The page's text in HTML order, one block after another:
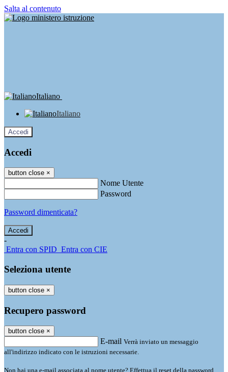
Salta al contenuto
Italiano
Italiano
Accedi
Accedi
button close ×
Nome Utente
Password
Password dimenticata?
-
Entra con SPID Entra con CIE
Seleziona utente
button close ×
Recupero password
button close ×
E-mail Verrà inviato un messaggio
all'indirizzo indicato con le istruzioni necessarie.
Non hai una e-mail associata al nome utente? Effettua il reset della password